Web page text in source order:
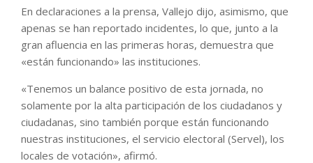
En declaraciones a la prensa, Vallejo dijo, asimismo, que
apenas se han reportado incidentes, lo que, junto a la
gran afluencia en las primeras horas, demuestra que
«están funcionando» las instituciones.
«Tenemos un balance positivo de esta jornada, no
solamente por la alta participación de los ciudadanos y
ciudadanas, sino también porque están funcionando
nuestras instituciones, el servicio electoral (Servel), los
locales de votación», afirmó.